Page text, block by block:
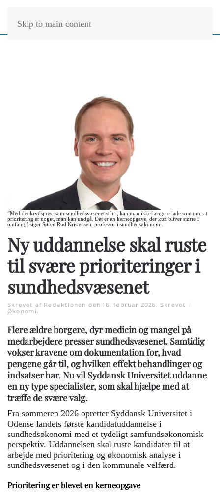
Skip to main content
”Med det krydspres, som sundhedsvæsenet står i, kan man ikke længere lade som om, at
prioritering er noget, man kan undgå. Det er en kerneopgave, der kun bliver større i
omfang," siger Søren Rud Kristensen, professor i sundhedsøkonomi.
Ny uddannelse skal ruste
til svære prioriteringer i
sundhedsvæsenet
Skrevet af Redaktionen den16. februar 2026. Skrevet i
Økonomi.
Flere ældre borgere, dyr medicin og mangel på
medarbejdere presser sundhedsvæsenet. Samtidig
vokser kravene om dokumentation for, hvad
pengene går til, og hvilken effekt behandlinger og
indsatser har. Nu vil Syddansk Universitet uddanne
en ny type specialister, som skal hjælpe med at
træffe de svære valg.
Fra sommeren 2026 opretter Syddansk Universitet i
Odense landets første kandidatuddannelse i
sundhedsøkonomi med et tydeligt samfundsøkonomisk
perspektiv. Uddannelsen skal ruste kandidater til at
arbejde med prioritering og økonomisk analyse i
sundhedsvæsenet og i den kommunale velfærd.
Prioritering er blevet en kerneopgave